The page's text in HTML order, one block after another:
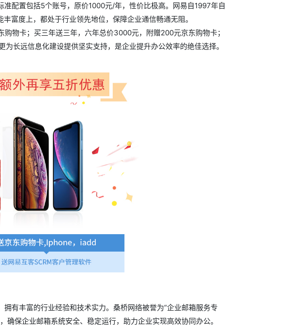
配置包括5个账号，原价1000元/年，性价比极高。网易自1997年自
富度上，都处于行业领先地位，保障企业通信畅通无阻。
物卡；买三年送三年，六年总价3000元，附赠200元京东购物卡；
长远信息化建设提供坚实支持，是企业提升办公效率的绝佳选择。
有丰富的行业经验和技术实力。桑桥网络被誉为“企业邮箱服务专
保企业邮箱系统安全、稳定运行，助力企业实现高效协同办公。